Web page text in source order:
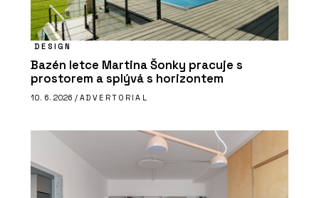
DESIGN
Bazén letce Martina Šonky pracuje s
prostorem a splývá s horizontem
10. 6. 2026 / ADVERTORIAL